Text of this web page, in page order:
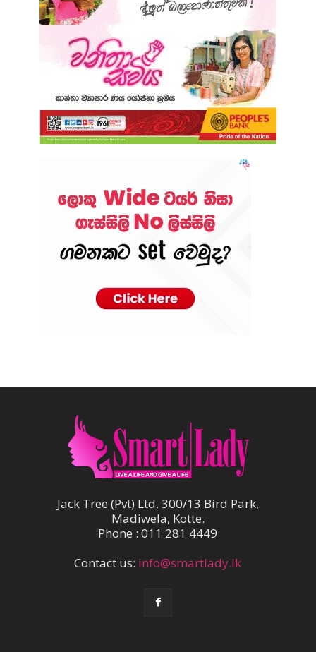
Jack Tree (Pvt) Ltd, 300/13 Bird Park,
Madiwela, Kotte.
Phone : 011 281 4449
Contact us: info@smartlady.lk